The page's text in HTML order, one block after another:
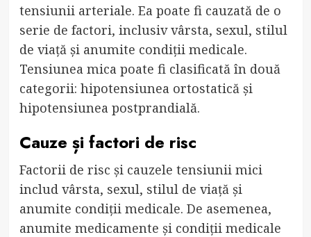
tensiunii arteriale. Ea poate fi cauzată de o
serie de factori, inclusiv vârsta, sexul, stilul
de viață și anumite condiții medicale.
Tensiunea mica poate fi clasificată în două
categorii: hipotensiunea ortostatică și
hipotensiunea postprandială.
Cauze și factori de risc
Factorii de risc și cauzele tensiunii mici
includ vârsta, sexul, stilul de viață și
anumite condiții medicale. De asemenea,
anumite medicamente și condiții medicale